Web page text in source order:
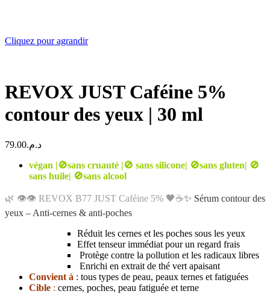
Cliquez pour agrandir
REVOX JUST Caféine 5%
contour des yeux | 30 ml
د.م.79.00
végan |🚫sans cruauté |🚫 sans silicone| 🚫sans gluten| 🚫
sans huile| 🚫sans alcool
🌿 👁️👁️ REVOX B77 JUST Caféine 5% 🖤☕✨ Sérum contour des
yeux – Anti-cernes & anti-poches
Réduit les cernes et les poches sous les yeux
Effet tenseur immédiat pour un regard frais
Protège contre la pollution et les radicaux libres
Enrichi en extrait de thé vert apaisant
Convient à : tous types de peau, peaux ternes et fatiguées
Cible : cernes, poches, peau fatiguée et terne